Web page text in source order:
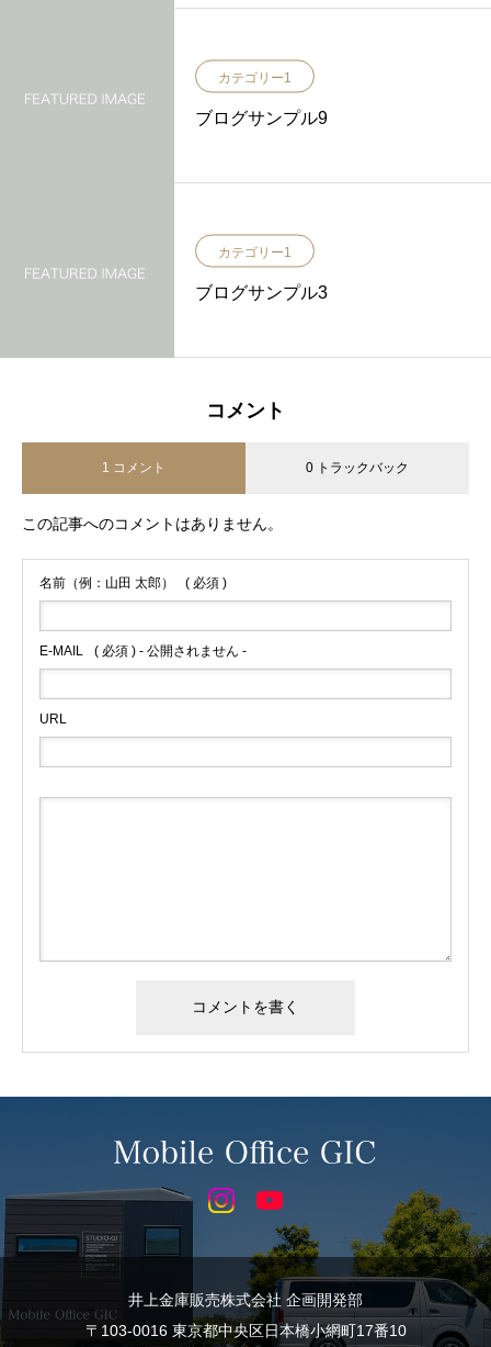
カテゴリー1
ブログサンプル9
カテゴリー1
ブログサンプル3
コメント
1 コメント 0 トラックバック
この記事へのコメントはありません。
名前（例：山田 太郎） ( 必須 )
E-MAIL ( 必須 ) - 公開されません -
URL
井上金庫販売株式会社 企画開発部
〒103-0016 東京都中央区日本橋小網町17番10